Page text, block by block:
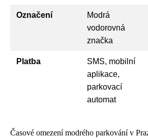
Označení
Modrá
vodorovná
značka
Platba
SMS, mobilní
aplikace,
parkovací
automat
Časové omezení modrého parkování v